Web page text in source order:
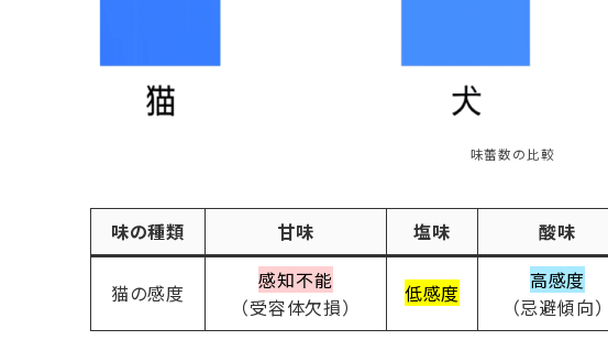
味蕾数の比較
味の種類 甘味 塩味 酸味
猫の感度
感知不能
（受容体欠損）
低感度
高感度
（忌避傾向）